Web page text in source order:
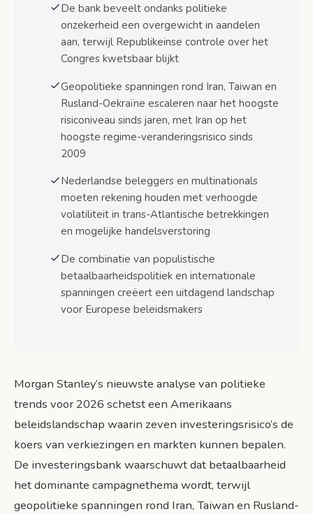
Gevolgen voor Nederlandse beleggers en
bedrijven
Sectorselectie onder politieke volatiliteit
Risicomanagement voor Nederlandse
institutionele beleggers
Impact op Nederlandse multinationals
Praktische beleggingsimplicaties voor 2026
Timing van investeringsbeslissingen
Portefeuilleaanpassingen voor
Nederlandse beleggers
Veelgestelde vragen over Morgan Stanley’s
politieke investeringsrisico’s
Veelgestelde vragen
Bronnen
De bank beveelt ondanks politieke
onzekerheid een overgewicht in aandelen
aan, terwijl Republikeinse controle over het
Congres kwetsbaar blijkt
Geopolitieke spanningen rond Iran, Taiwan en
Rusland-Oekraïne escaleren naar het hoogste
risiconiveau sinds jaren, met Iran op het
hoogste regime-veranderingsrisico sinds
2009
Nederlandse beleggers en multinationals
moeten rekening houden met verhoogde
volatiliteit in trans-Atlantische betrekkingen
en mogelijke handelsverstoring
De combinatie van populistische
betaalbaarheidspolitiek en internationale
spanningen creëert een uitdagend landschap
voor Europese beleidsmakers
Morgan Stanley’s nieuwste analyse van politieke
trends voor 2026 schetst een Amerikaans
beleidslandschap waarin zeven investeringsrisico’s de
koers van verkiezingen en markten kunnen bepalen.
De investeringsbank waarschuwt dat betaalbaarheid
het dominante campagnethema wordt, terwijl
geopolitieke spanningen rond Iran, Taiwan en Rusland-